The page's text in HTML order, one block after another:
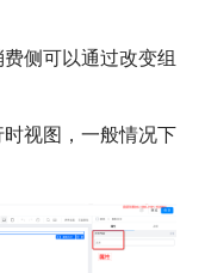
侧可以通过改变组
视图，一般情况下